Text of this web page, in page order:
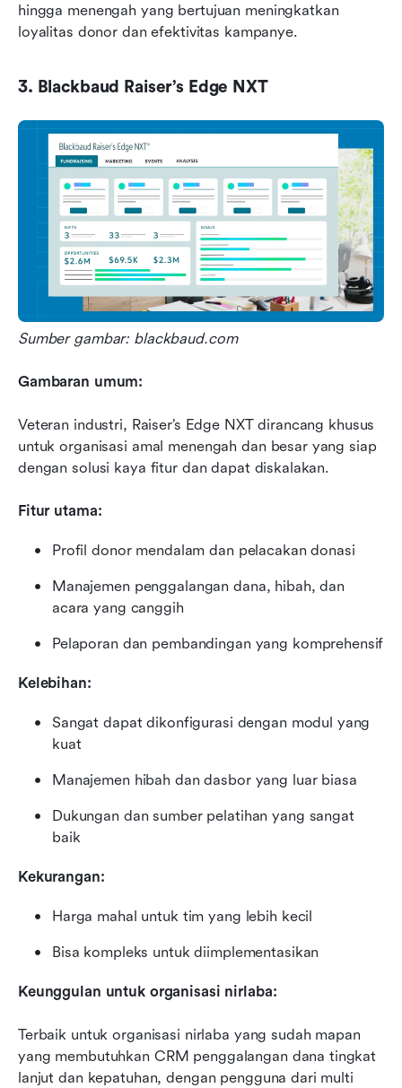
hingga menengah yang bertujuan meningkatkan
loyalitas donor dan efektivitas kampanye.
3. Blackbaud Raiser’s Edge NXT
Sumber gambar: blackbaud.com
Gambaran umum:
Veteran industri, Raiser’s Edge NXT dirancang khusus
untuk organisasi amal menengah dan besar yang siap
dengan solusi kaya fitur dan dapat diskalakan.
Fitur utama:
Profil donor mendalam dan pelacakan donasi
Manajemen penggalangan dana, hibah, dan
acara yang canggih
Pelaporan dan pembandingan yang komprehensif
Kelebihan:
Sangat dapat dikonfigurasi dengan modul yang
kuat
Manajemen hibah dan dasbor yang luar biasa
Dukungan dan sumber pelatihan yang sangat
baik
Kekurangan:
Harga mahal untuk tim yang lebih kecil
Bisa kompleks untuk diimplementasikan
Keunggulan untuk organisasi nirlaba:
Terbaik untuk organisasi nirlaba yang sudah mapan
yang membutuhkan CRM penggalangan dana tingkat
lanjut dan kepatuhan, dengan pengguna dari multi